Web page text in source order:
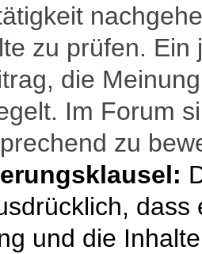
zu prüfen.
die
Im Forum
zu
und die